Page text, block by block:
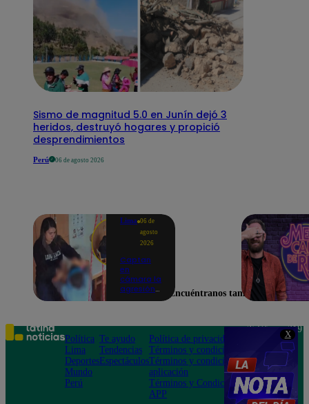
X
Sismo de magnitud 5.0 en Junín dejó 3
heridos, destruyó hogares y propició
desprendimientos
Perú 06 de agosto 2026
Lima 06 de
agosto
2026
Captan
en
cámara la
agresión
niño con
autismo:
madre
denuncia
maltratos
contínuos
Encuéntranos también en
Política
Lima
Deportes
Mundo
Perú
Te ayudo
Tendencias
Espectáculos
Política de privacidad
Términos y condiciones
Términos y condiciones
aplicación
Términos y Condiciones
APP
Teléfono: 219
Av. San
Felipe 968
Jesús María